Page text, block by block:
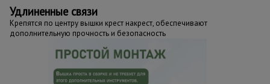
Удлиненные связи
Крепятся по центру вышки крест накрест, обеспечивают
дополнительную прочность и безопасность